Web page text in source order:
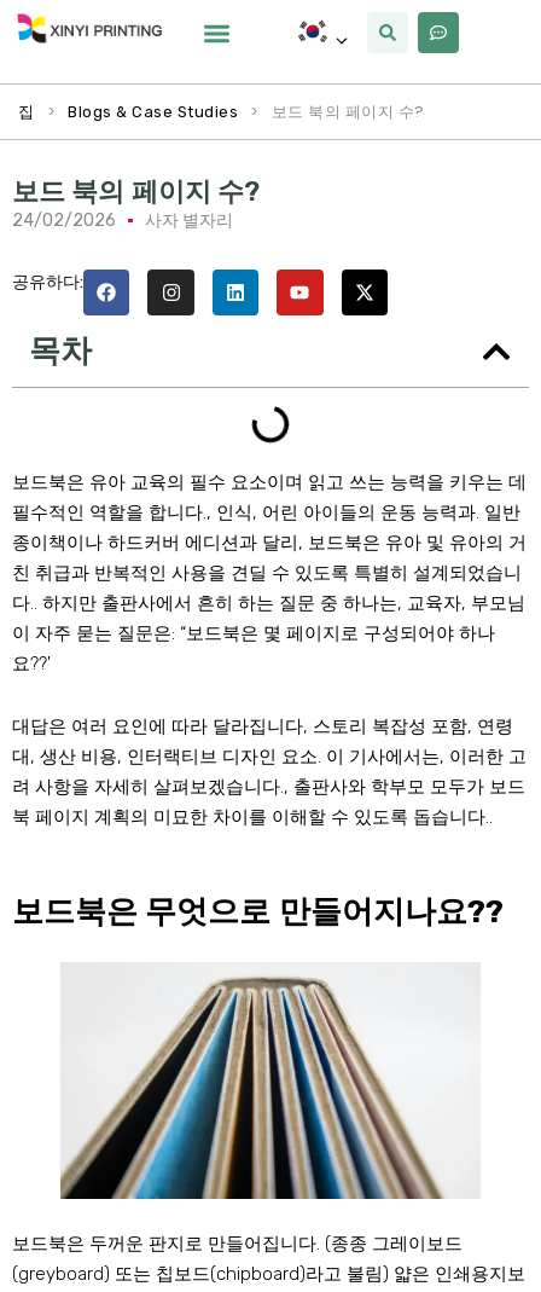
집 > Blogs & Case Studies > 보드 북의 페이지 수?
보드 북의 페이지 수?
24/02/2026 사자 별자리
공유하다:
목차
보드북은 유아 교육의 필수 요소이며 읽고 쓰는 능력을 키우는 데
필수적인 역할을 합니다., 인식, 어린 아이들의 운동 능력과. 일반
종이책이나 하드커버 에디션과 달리, 보드북은 유아 및 유아의 거
친 취급과 반복적인 사용을 견딜 수 있도록 특별히 설계되었습니
다.. 하지만 출판사에서 흔히 하는 질문 중 하나는, 교육자, 부모님
이 자주 묻는 질문은: “보드북은 몇 페이지로 구성되어야 하나
요??'
대답은 여러 요인에 따라 달라집니다, 스토리 복잡성 포함, 연령
대, 생산 비용, 인터랙티브 디자인 요소. 이 기사에서는, 이러한 고
려 사항을 자세히 살펴보겠습니다., 출판사와 학부모 모두가 보드
북 페이지 계획의 미묘한 차이를 이해할 수 있도록 돕습니다..
보드북은 무엇으로 만들어지나요??
보드북은 두꺼운 판지로 만들어집니다. (종종 그레이보드
(greyboard) 또는 칩보드(chipboard)라고 불림) 얇은 인쇄용지보